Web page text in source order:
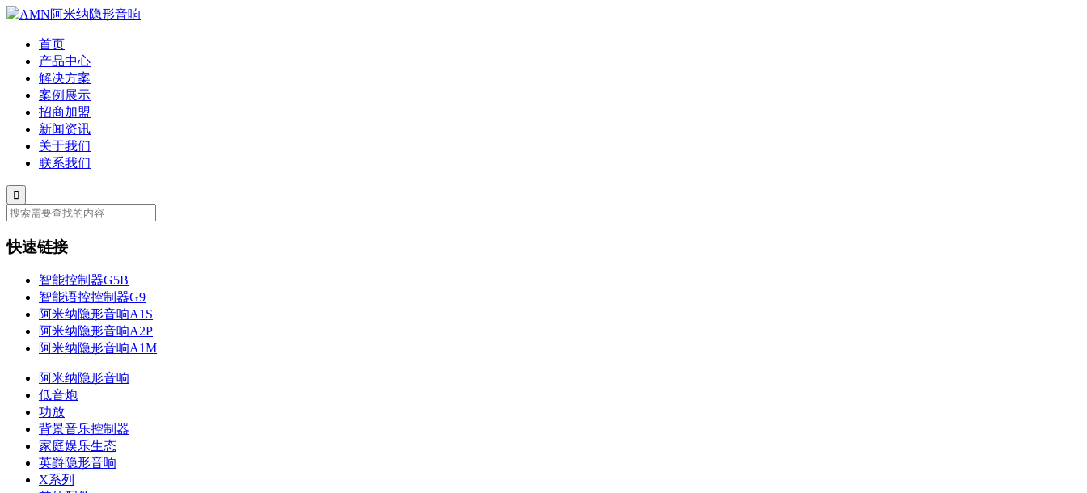
首页
产品中心
解决方案
案例展示
招商加盟
新闻资讯
关于我们
联系我们
快速链接
智能控制器G5B
智能语控控制器G9
阿米纳隐形音响A1S
阿米纳隐形音响A2P
阿米纳隐形音响A1M
阿米纳隐形音响
低音炮
功放
背景音乐控制器
家庭娱乐生态
英爵隐形音响
X系列